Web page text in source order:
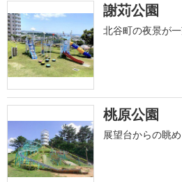
謝苅公園
北谷町の夜景が
桃原公園
展望台からの眺